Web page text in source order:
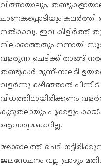
വിത്തായാലും,
ചാണകപ്പൊടിയും കലർത്തി
നൽകാവൂ. ഇവ കിളിർത്ത്
നിലക്കാത്തതും നന്നായി
വളരുന്ന ചെടിക്ക് താങ്ങ്
തണ്ടുകൾ മൂന്ന്-നാലടി
വളർന്നു കഴിഞ്ഞാൽ
വിധത്തിലായിരിക്കണം
കൂടുതലായും പൂക്കളും
ആവശ്യമാകാറില്ല.
മഴക്കാലത്ത് ചെടി
ജലസേചനം വല്ല പ്രാഴും മതി.